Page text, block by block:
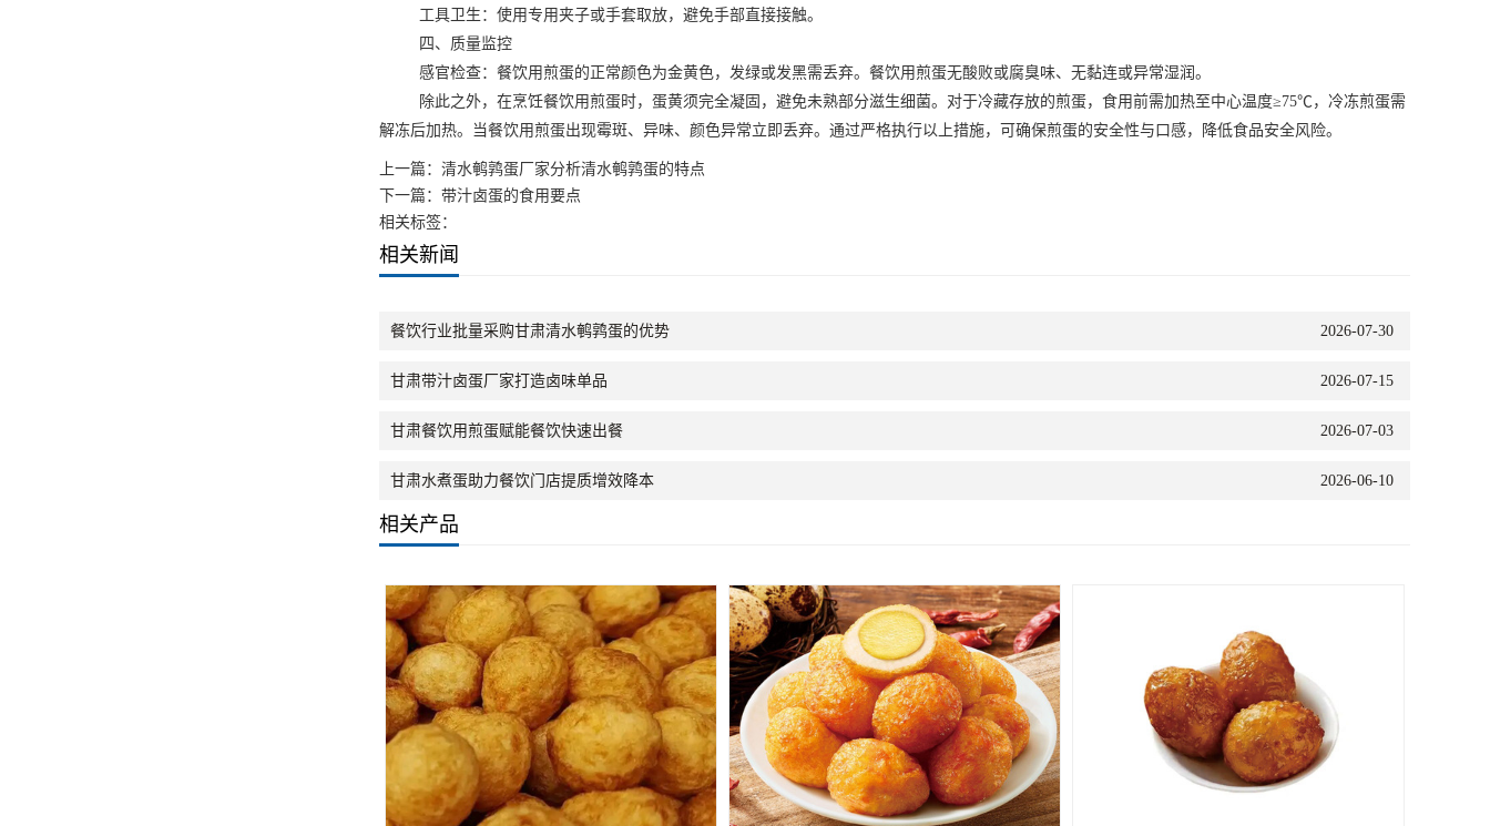
工具卫生：使用专用夹子或手套取放，避免手部直接接触。
四、质量监控
感官检查：餐饮用煎蛋的正常颜色为金黄色，发绿或发黑需丢弃。餐饮用煎蛋无酸败或腐臭味、无黏连或异常湿润。
除此之外，在烹饪餐饮用煎蛋时，蛋黄须完全凝固，避免未熟部分滋生细菌。对于冷藏存放的煎蛋，食用前需加热至中心温度≥75℃，冷冻煎蛋需
解冻后加热。当餐饮用煎蛋出现霉斑、异味、颜色异常立即丢弃。通过严格执行以上措施，可确保煎蛋的安全性与口感，降低食品安全风险。
上一篇： 清水鹌鹑蛋厂家分析清水鹌鹑蛋的特点
下一篇： 带汁卤蛋的食用要点
相关标签：
相关新闻
2026-07-30
餐饮行业批量采购甘肃清水鹌鹑蛋的优势
2026-07-15
甘肃带汁卤蛋厂家打造卤味单品
2026-07-03
甘肃餐饮用煎蛋赋能餐饮快速出餐
2026-06-10
甘肃水煮蛋助力餐饮门店提质增效降本
相关产品